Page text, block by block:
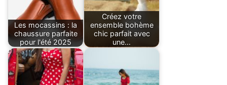
Les mocassins : la
chaussure parfaite
pour l'été 2025
Créez votre
ensemble bohème
chic parfait avec
une…